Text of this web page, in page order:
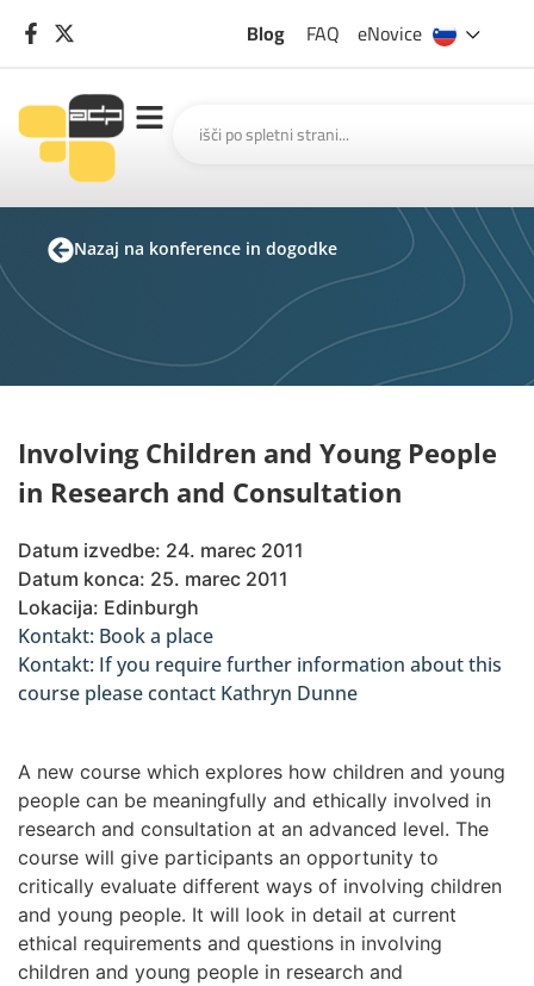
Blog FAQ eNovice
Nazaj na konference in dogodke
Involving Children and Young People
in Research and Consultation
Datum izvedbe: 24. marec 2011
Datum konca: 25. marec 2011
Lokacija: Edinburgh
Kontakt: Book a place
Kontakt: If you require further information about this
course please contact Kathryn Dunne
A new course which explores how children and young
people can be meaningfully and ethically involved in
research and consultation at an advanced level. The
course will give participants an opportunity to
critically evaluate different ways of involving children
and young people. It will look in detail at current
ethical requirements and questions in involving
children and young people in research and